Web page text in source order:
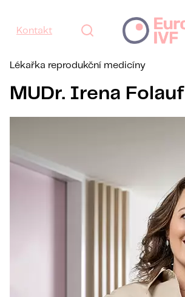
Kontakt
Lékařka reprodukční medicíny
MUDr. Irena Folauf